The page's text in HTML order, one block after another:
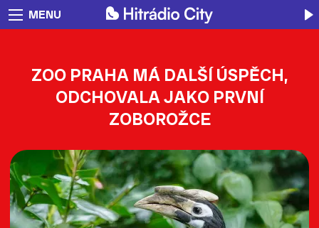
MENU
ZOO PRAHA MÁ DALŠÍ ÚSPĚCH,
ODCHOVALA JAKO PRVNÍ
ZOBOROŽCE